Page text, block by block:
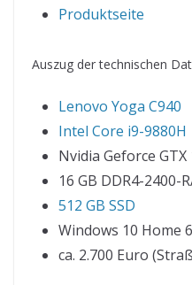
Produktseite
Auszug der technischen
Lenovo Yoga C940
Intel Core i9-9880H
Nvidia Geforce GTX
16 GB DDR4-2400-
512 GB SSD
Windows 10 Home
ca. 2.700 Euro